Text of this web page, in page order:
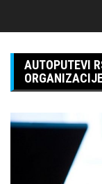
AUTOPUTEVI